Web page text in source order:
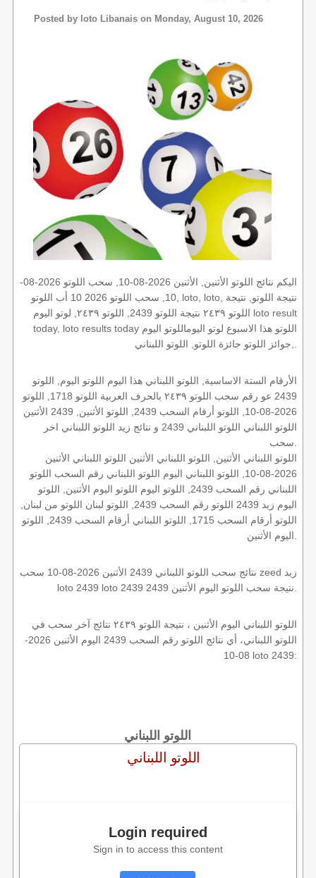
Posted by loto Libanaison Monday, August 10, 2026
اليكم نتائج اللوتو الأثنين, الأثنين 2026-08-10, سحب اللوتو 2026-08-
10, سحب اللوتو 2026 10 أب اللوتو, loto, loto, نتيجة اللوتو, نتيجة
اللوتو ٢٤٣٩ نتيجة اللوتو 2439, اللوتو ٢٤٣٩, لوتو اليوم loto result
today, loto results today اللوتو هذا الاسبوع لوتو اليوماللوتو اليوم
الأرقام الستة الاساسية, اللوتو اللبناني هذا اليوم اللوتو اليوم, اللوتو
2439 عو رقم سحب اللوتو ٢٤٣٩ بالحرف العربية اللوتو 1718, اللوتو
2026-08-10, اللوتو أرقام السحب 2439, اللوتو الأثنين, 2439 الأثنين
اللوتو اللبناني اللوتو اللبناني 2439 و نتائج زيد اللوتو اللبناني اخر
اللوتو اللبناني الأثنين, اللوتو اللبناني الأثنين اللوتو اللبناني الأثنين
2026-08-10, اللوتو اللبناني اليوم اللوتو اللبناني رقم السحب اللوتو
اللبناني رقم السحب 2439, اللوتو اليوم اللوتو اليوم الأثنين, اللوتو
اليوم زيد 2439 اللوتو رقم السحب 2439, اللوتو لبنان اللوتو من لبنان,
اللوتو أرقام السحب 1715, اللوتو اللبناني أرقام السحب 2439, اللوتو
نتائج سحب اللوتو اللبناني 2439 الأثنين 2026-08-10 سحب zeed زيد
اللوتو اللبناني اليوم الأثنين ، نتيجة اللوتو ٢٤٣٩ نتائج آخر سحب في
اللوتو اللبناني، أي نتائج اللوتو رقم السحب 2439 اليوم الأثنين 2026-
08-10 loto 2439:
اللوتو اللبناني
اللوتو اللبناني
Login required
Sign in to access this content